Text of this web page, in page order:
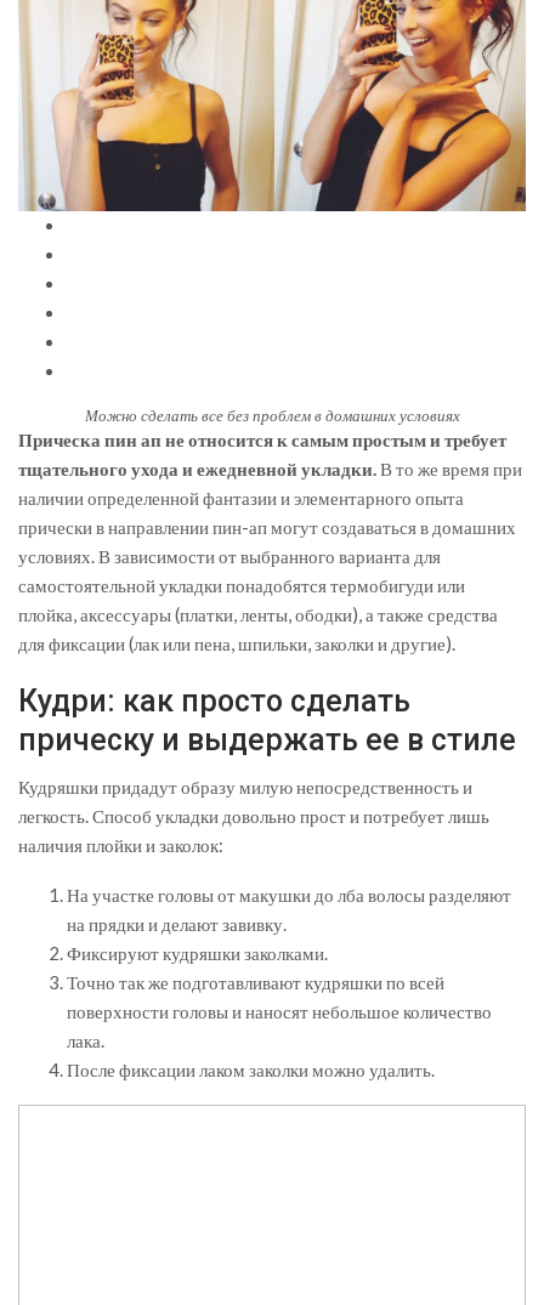
Можно сделать все без проблем в домашних условиях
Прическа пин ап не относится к самым простым и требует
тщательного ухода и ежедневной укладки.В то же время при
наличии определенной фантазии и элементарного опыта
прически в направлении пин-ап могут создаваться в домашних
условиях. В зависимости от выбранного варианта для
самостоятельной укладки понадобятся термобигуди или
плойка, аксессуары (платки, ленты, ободки), а также средства
для фиксации (лак или пена, шпильки, заколки и другие).
Кудри: как просто сделать
прическу и выдержать ее в стиле
Кудряшки придадут образу милую непосредственность и
легкость. Способ укладки довольно прост и потребует лишь
наличия плойки и заколок:
На участке головы от макушки до лба волосы разделяют
на прядки и делают завивку.
Фиксируют кудряшки заколками.
Точно так же подготавливают кудряшки по всей
поверхности головы и наносят небольшое количество
лака.
После фиксации лаком заколки можно удалить.